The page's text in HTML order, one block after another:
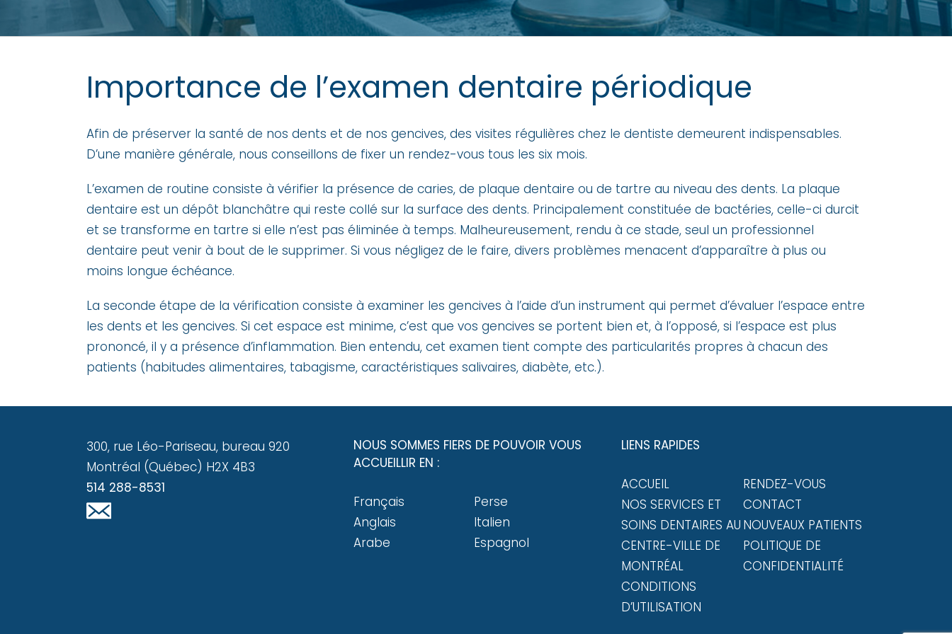
Importance de l’examen dentaire périodique
Afin de préserver la santé de nos dents et de nos gencives, des visites régulières chez le dentiste demeurent indispensables.
D’une manière générale, nous conseillons de fixer un rendez-vous tous les six mois.
L’examen de routine consiste à vérifier la présence de caries, de plaque dentaire ou de tartre au niveau des dents. La plaque
dentaire est un dépôt blanchâtre qui reste collé sur la surface des dents. Principalement constituée de bactéries, celle-ci durcit
et se transforme en tartre si elle n’est pas éliminée à temps. Malheureusement, rendu à ce stade, seul un professionnel
dentaire peut venir à bout de le supprimer. Si vous négligez de le faire, divers problèmes menacent d’apparaître à plus ou
moins longue échéance.
La seconde étape de la vérification consiste à examiner les gencives à l’aide d’un instrument qui permet d’évaluer l’espace entre
les dents et les gencives. Si cet espace est minime, c’est que vos gencives se portent bien et, à l’opposé, si l’espace est plus
prononcé, il y a présence d’inflammation. Bien entendu, cet examen tient compte des particularités propres à chacun des
patients (habitudes alimentaires, tabagisme, caractéristiques salivaires, diabète, etc.).
300, rue Léo-Pariseau, bureau 920
Montréal (Québec) H2X 4B3
514 288-8531
NOUS SOMMES FIERS DE POUVOIR VOUS
ACCUEILLIR EN :
Français
Anglais
Arabe
Perse
Italien
Espagnol
LIENS RAPIDES
ACCUEIL
RENDEZ-VOUS
NOS SERVICES ET
SOINS DENTAIRES AU
CENTRE-VILLE DE
MONTRÉAL
CONTACT
NOUVEAUX PATIENTS
POLITIQUE DE
CONFIDENTIALITÉ
CONDITIONS
D’UTILISATION